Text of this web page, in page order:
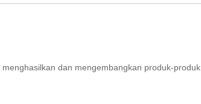
dan mengembangkan produk-produk